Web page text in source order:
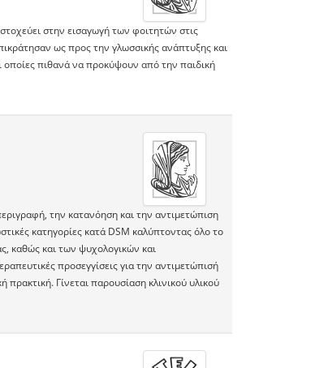
στην εισαγωγή των φοιτητών στις
ως προς την γλωσσικής ανάπτυξης και
πιθανά να προκύψουν από την παιδική
την κατανόηση και την αντιμετώπιση
κατηγορίες κατά DSM καλύπτοντας όλο το
καθώς και των ψυχολογικών και
προσεγγίσεις για την αντιμετώπισή
Γίνεται παρουσίαση κλινικού υλικού